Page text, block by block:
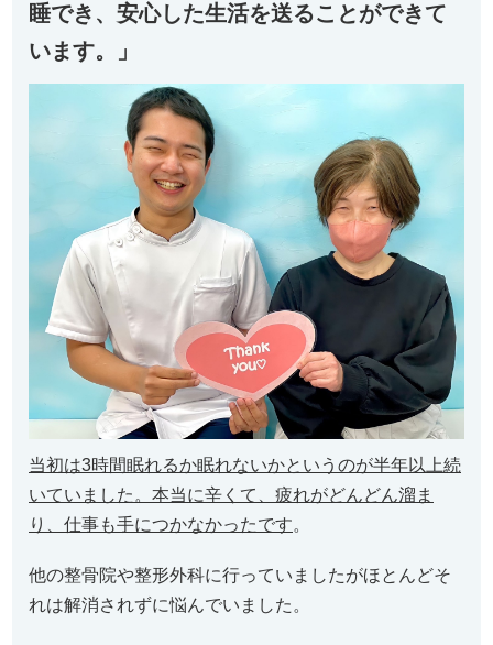
睡でき、安心した生活を送ることができて
います。」
当初は3時間眠れるか眠れないかというのが半年以上続
いていました。本当に辛くて、疲れがどんどん溜ま
り、仕事も手につかなかったです。
他の整骨院や整形外科に行っていましたがほとんどそ
れは解消されずに悩んでいました。